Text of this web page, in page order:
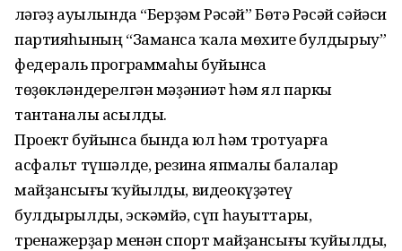
Әләгәҙ ауылында “Берҙәм Рәсәй” Бөтә Рәсәй сәйәси
партияһының “Заманса ҡала мөхите булдырыу”
федераль программаһы буйынса
төҙөкләндерелгән мәҙәниәт һәм ял паркы
тантаналы асылды.
Проект буйынса бында юл һәм тротуарға
асфальт түшәлде, резина япмалы балалар
майҙансығы ҡуйылды, видеокүҙәтеү
булдырылды, эскәмйә, сүп һауыттары,
тренажерҙар менән спорт майҙансығы ҡуйылды,